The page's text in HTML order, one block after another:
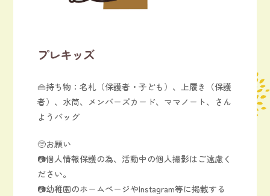
プレキッズ
👜持ち物：名札（保護者・子ども）、上履き（保護
者）、水筒、メンバーズカード、ママノート、さん
ようバッグ
🥺お願い
📷個人情報保護の為、活動中の個人撮影はご遠慮く
ださい。
📷幼稚園のホームページやInstagram等に掲載する